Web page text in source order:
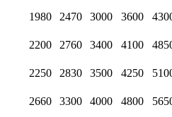
1980 2470 3000 3600
2200 2760 3400 4100
2250 2830 3500 4250
2660 3300 4000 4800